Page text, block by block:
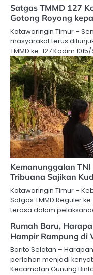
Satgas TMMD 127
Gotong Royong
Kotawaringin Timur –
masyarakat terus
TMMD ke-127 Kodim
Kemanunggalan
Tribuana Sajikan
Kotawaringin Timur –
Satgas TMMD Reguler
terasa dalam
Rumah Baru,
Hampir Rampung di
Barito Selatan –
perlahan menjadi
Kecamatan Gunung